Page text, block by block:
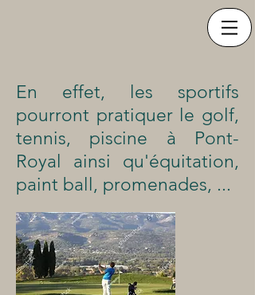
En effet, les sportifs
pourront pratiquer le golf,
tennis, piscine à Pont-
Royal ainsi qu'équitation,
paint ball, promenades, ...